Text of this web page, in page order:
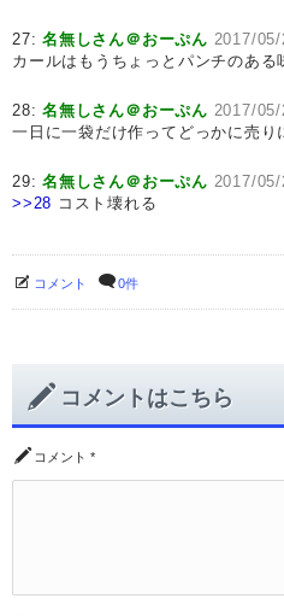
27:名無しさん＠おーぷん 2017/05/
カールはもうちょっとパンチのあ
28:名無しさん＠おーぷん 2017/
一日に一袋だけ作ってどっかに売り
29:名無しさん＠おーぷん 2017/
>>28 コスト壊れる
コメント 0件
コメントはこちら
コメント *